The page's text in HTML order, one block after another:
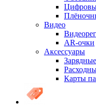
Видео
AR-очки
Аксессуары
Карты